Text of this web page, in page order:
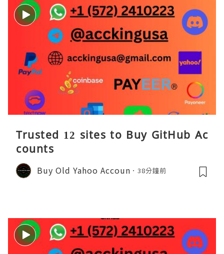
Trusted 12 sites to Buy GitHub Ac
counts
Buy Old Yahoo Accoun 38分鐘前